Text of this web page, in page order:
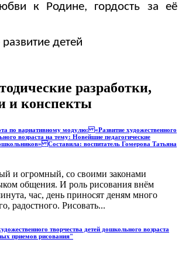
к Родине, гордость за её
детей
разработки,
и конспекты
по вариативному модулю: «Развитие художественного
возраста на тему: Новейшие педагогические
Составила: воспитатель Гомерова Татьяна
и огромный, со своими законами
общения. И роль рисования внём
час, день приносят деням много
радостного. Рисовать...
творчества детей дошкольного возраста
приемов рисования"